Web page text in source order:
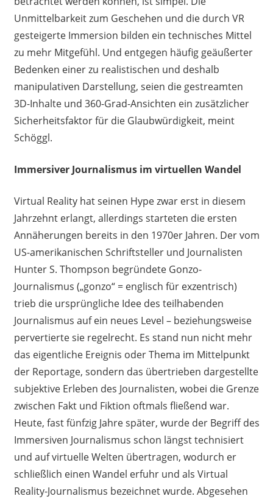
Unmittelbarkeit zum Geschehen und die durch VR
gesteigerte Immersion bilden ein technisches Mittel
zu mehr Mitgefühl. Und entgegen häufig geäußerter
Bedenken einer zu realistischen und deshalb
manipulativen Darstellung, seien die gestreamten
3D-Inhalte und 360-Grad-Ansichten ein zusätzlicher
Sicherheitsfaktor für die Glaubwürdigkeit, meint
Schöggl.
ImmersiverJournalismus im virtuellen Wandel
Virtual Reality hat seinen Hype zwar erst in diesem
Jahrzehnt erlangt, allerdings starteten die ersten
Annäherungen bereits in den 1970er Jahren. Der vom
US-amerikanischen Schriftsteller und Journalisten
Hunter S. Thompson begründete Gonzo-
Journalismus („gonzo“ = englisch für exzentrisch)
trieb die ursprüngliche Idee des teilhabenden
Journalismus auf ein neues Level – beziehungsweise
pervertierte sie regelrecht. Es stand nun nicht mehr
das eigentliche Ereignis oder Thema im Mittelpunkt
der Reportage, sondern das übertrieben dargestellte
subjektive Erleben des Journalisten, wobei die Grenze
zwischen Fakt und Fiktion oftmals fließend war.
Heute, fast fünfzig Jahre später, wurde der Begriff des
Immersiven Journalismus schon längst technisiert
und auf virtuelle Welten übertragen, wodurch er
schließlich einen Wandel erfuhr und als Virtual
Reality-Journalismus bezeichnet wurde. Abgesehen